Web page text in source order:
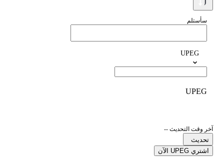
سأستلم
UPEG
UPEG
آخر وقت التحديث --
تحديث
اشتري UPEG الآن